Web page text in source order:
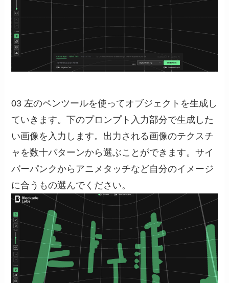
03 左のペンツールを使ってオブジェクトを生成し
ていきます。下のプロンプト入力部分で生成した
い画像を入力します。出力される画像のテクスチ
ャを数十パターンから選ぶことができます。サイ
バーパンクからアニメタッチなど自分のイメージ
に合うもの選んでください。